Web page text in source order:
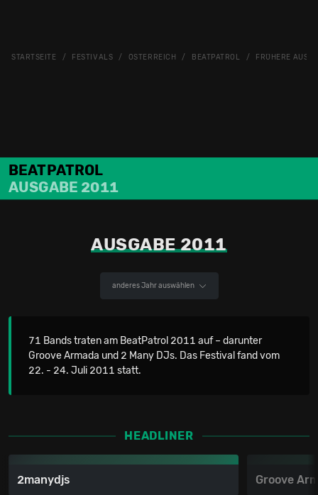
STARTSEITE FESTIVALS ÖSTERREICH BEATPATROL FRÜHERE
BEATPATROL
AUSGABE 2011
AUSGABE 2011
anderes Jahr auswählen
71 Bands traten am BeatPatrol 2011 auf – darunter
Groove Armada und 2 Many DJs. Das Festival fand vom
22. - 24. Juli 2011 statt.
HEADLINER
2manydjs Groove